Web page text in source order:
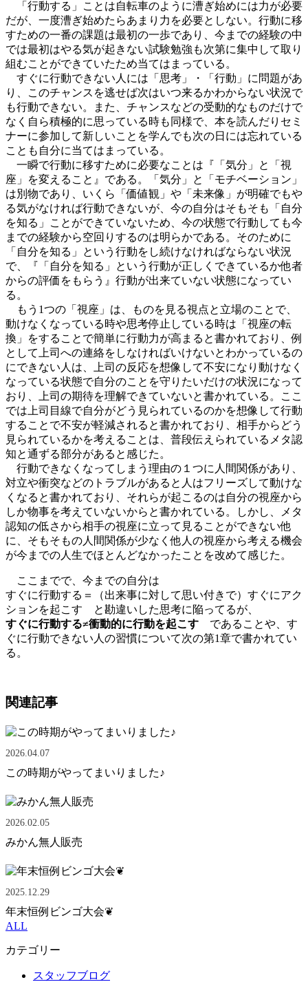
「行動する」ことは自転車のように漕ぎ始めには力が必要
だが、一度漕ぎ始めたらあまり力を必要としない。行動に移
すための一番の課題は最初の一歩であり、今までの経験の中
では最初はやる気が起きない試験勉強も次第に集中して取り
組むことができていたため当てはまっている。
すぐに行動できない人には「思考」・「行動」に問題があ
り、このチャンスを逃せば次はいつ来るかわからない状況で
も行動できない。また、チャンスなどの受動的なものだけで
なく自ら積極的に思っている時も同様で、本を読んだりセミ
ナーに参加して新しいことを学んでも次の日には忘れている
ことも自分に当てはまっている。
一瞬で行動に移すために必要なことは『「気分」と「視
座」を変えること』である。「気分」と「モチベーション」
は別物であり、いくら「価値観」や「未来像」が明確でもや
る気がなければ行動できないが、今の自分はそもそも「自分
を知る」ことができていないため、今の状態で行動しても今
までの経験から空回りするのは明らかである。そのために
「自分を知る」という行動をし続けなければならない状況
で、『「自分を知る」という行動が正しくできているか他者
からの評価をもらう』行動が出来ていない状態になってい
る。
もう1つの「視座」は、ものを見る視点と立場のことで、
動けなくなっている時や思考停止している時は「視座の転
換」をすることで簡単に行動力が高まると書かれており、例
として上司への連絡をしなければいけないとわかっているの
にできない人は、上司の反応を想像して不安になり動けなく
なっている状態で自分のことを守りたいだけの状況になって
おり、上司の期待を理解できていないと書かれている。ここ
では上司目線で自分がどう見られているのかを想像して行動
することで不安が軽減されると書かれており、相手からどう
見られているかを考えることは、普段伝えられているメタ認
知と通ずる部分があると感じた。
行動できなくなってしまう理由の１つに人間関係があり、
対立や衝突などのトラブルがあると人はフリーズして動けな
くなると書かれており、それらが起こるのは自分の視座から
しか物事を考えていないからと書かれている。しかし、メタ
認知の低さから相手の視座に立って見ることができない他
に、そもそもの人間関係が少なく他人の視座から考える機会
が今までの人生でほとんどなかったことを改めて感じた。
ここまでで、今までの自分は
すぐに行動する＝（出来事に対して思い付きで）すぐにアク
ションを起こす と勘違いした思考に陥ってるが、
すぐに行動する≠衝動的に行動を起こす であることや、す
ぐに行動できない人の習慣について次の第1章で書かれてい
る。
関連記事
2026.04.07
この時期がやってまいりました♪
2026.02.05
みかん無人販売
2025.12.29
年末恒例ビンゴ大会❦
ALL
カテゴリー
スタッフブログ